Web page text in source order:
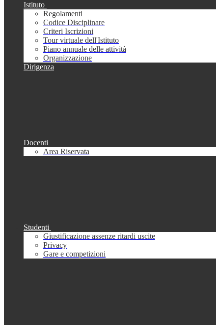
Istituto
Regolamenti
Codice Disciplinare
Criteri Iscrizioni
Tour virtuale dell'Istituto
Piano annuale delle attività
Organizzazione
Dirigenza
Docenti
Area Riservata
Studenti
Giustificazione assenze ritardi uscite
Privacy
Gare e competizioni